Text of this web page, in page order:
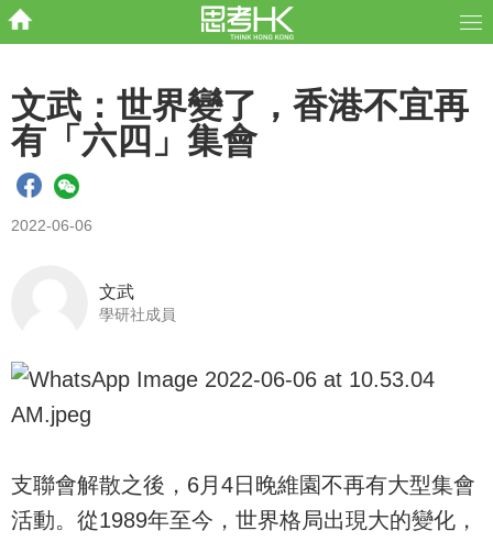
文武：世界變了，香港不宜再
有「六四」集會
2022-06-06
文武
學研社成員
支聯會解散之後，6月4日晚維園不再有大型集會
活動。從1989年至今，世界格局出現大的變化，